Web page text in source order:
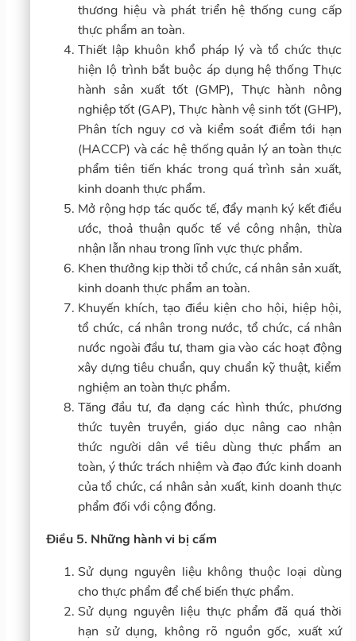
thương hiệu và phát triển hệ thống cung cấp
thực phẩm an toàn.
Thiết lập khuôn khổ pháp lý và tổ chức thực
hiện lộ trình bắt buộc áp dụng hệ thống Thực
hành sản xuất tốt (GMP), Thực hành nông
nghiệp tốt (GAP), Thực hành vệ sinh tốt (GHP),
Phân tích nguy cơ và kiểm soát điểm tới hạn
(HACCP) và các hệ thống quản lý an toàn thực
phẩm tiên tiến khác trong quá trình sản xuất,
kinh doanh thực phẩm.
Mở rộng hợp tác quốc tế, đẩy mạnh ký kết điều
ước, thoả thuận quốc tế về công nhận, thừa
nhận lẫn nhau trong lĩnh vực thực phẩm.
Khen thưởng kịp thời tổ chức, cá nhân sản xuất,
kinh doanh thực phẩm an toàn.
Khuyến khích, tạo điều kiện cho hội, hiệp hội,
tổ chức, cá nhân trong nước, tổ chức, cá nhân
nước ngoài đầu tư, tham gia vào các hoạt động
xây dựng tiêu chuẩn, quy chuẩn kỹ thuật, kiểm
nghiệm an toàn thực phẩm.
Tăng đầu tư, đa dạng các hình thức, phương
thức tuyên truyền, giáo dục nâng cao nhận
thức người dân về tiêu dùng thực phẩm an
toàn, ý thức trách nhiệm và đạo đức kinh doanh
của tổ chức, cá nhân sản xuất, kinh doanh thực
phẩm đối với cộng đồng.
Điều 5. Những hành vi bị cấm
Sử dụng nguyên liệu không thuộc loại dùng
cho thực phẩm để chế biến thực phẩm.
Sử dụng nguyên liệu thực phẩm đã quá thời
hạn sử dụng, không rõ nguồn gốc, xuất xứ